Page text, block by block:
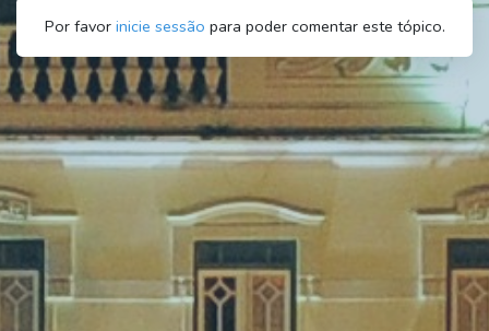
Por favor inicie sessão para poder comentar este tópico.